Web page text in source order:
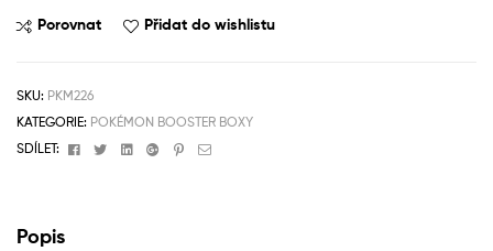
Porovnat Přidat do wishlistu
SKU: PKM226
KATEGORIE: POKÉMON BOOSTER BOXY
SDÍLET:
FacebookTwitterLinkedinGoogle+Pinterest
Email
Popis